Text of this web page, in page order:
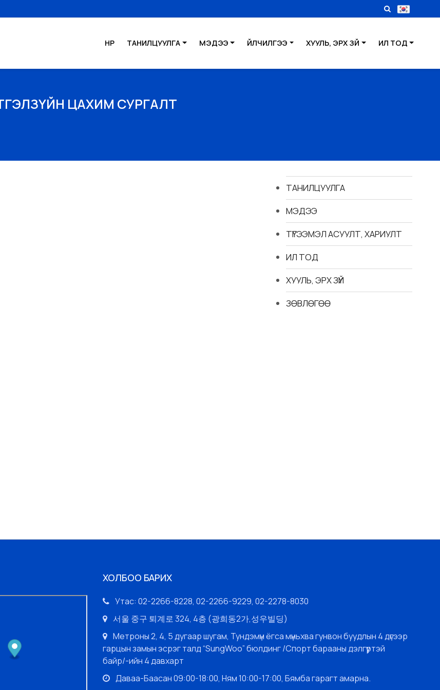
НҮҮР ТАНИЛЦУУЛГА МЭДЭЭ ҮЙЛЧИЛГЭЭ ХУУЛЬ, ЭРХ ЗҮЙ ИЛ ТОД
ЦАХИМ СУРГАЛТ
ТАНИЛЦУУЛГА
МЭДЭЭ
ТҮГЭЭМЭЛ АСУУЛТ, ХАРИУЛТ
ИЛ ТОД
ХУУЛЬ, ЭРХ ЗҮЙ
ЗӨВЛӨГӨӨ
ХОЛБОО БАРИХ
Утас: 02-2266-8228, 02-2266-9229, 02-2278-8030
서울 중구 퇴계로 324, 4층 (광희동2가,성우빌딩)
Метроны 2, 4, 5 дугаар шугам, Тундэмүн ёгса мүньхва гунвон буудлын 4 дүгээр
гарцын замын эсрэг талд “SungWoo” бюлдинг /Спорт барааны дэлгүүртэй
байр/-ийн 4 давхарт
Даваа-Баасан 09:00-18:00, Ням 10:00-17:00, Бямба гарагт амарна.